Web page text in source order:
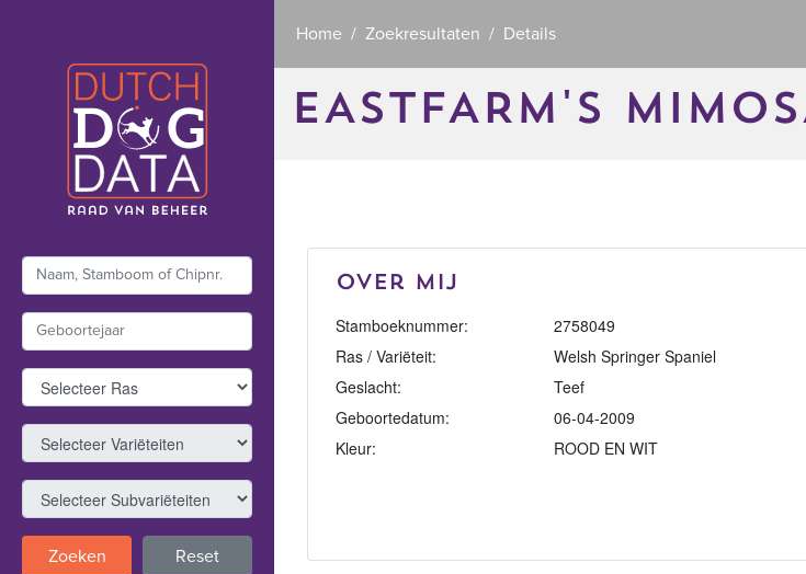
Zoeken Reset
Home Zoekresultaten Details
EASTFARM'S
Over mij
Stamboeknummer:
2758049
Ras / Variëteit:
Welsh Springer Spaniel
Geslacht:
Teef
Geboortedatum:
06-04-2009
Kleur:
ROOD EN WIT